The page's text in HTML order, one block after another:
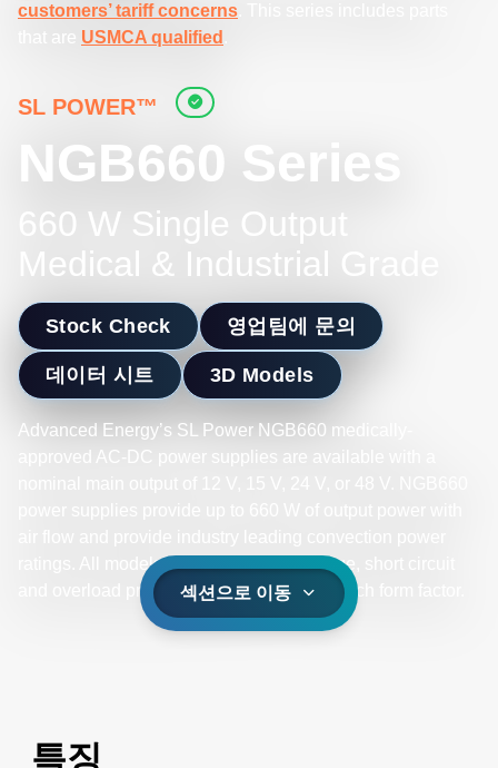
customers’ tariff concerns
that are USMCA qualified
SL POWER™
NGB660 Series
660 W Single Output
Medical & Industrial Grade
Stock Check 영업팀에 문의
데이터 시트 3D Models
Advanced Energy’s SL Power NGB660 medically-
approved AC-DC power supplies are available with a
ratings. All models have output overvoltage, short circuit
and overload protection and a 4 x 6 x 1.6 inch form factor.
섹션으로 이동
특징